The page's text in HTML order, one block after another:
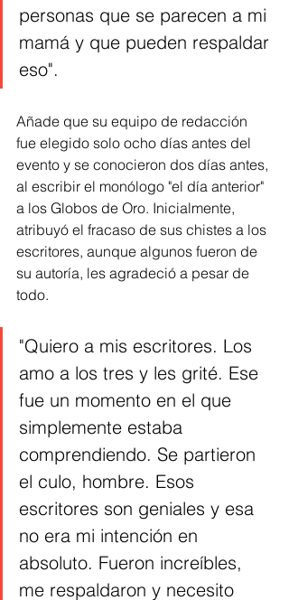
personas que se parecen a mi
mamá y que pueden respaldar
eso".
Añade que su equipo de redacción
fue elegido solo ocho días antes del
evento y se conocieron dos días antes,
al escribir el monólogo "el día anterior"
a los Globos de Oro. Inicialmente,
atribuyó el fracaso de sus chistes a los
escritores, aunque algunos fueron de
su autoría, les agradeció a pesar de
todo.
"Quiero a mis escritores. Los
amo a los tres y les grité. Ese
fue un momento en el que
simplemente estaba
comprendiendo. Se partieron
el culo, hombre. Esos
escritores son geniales y esa
no era mi intención en
absoluto. Fueron increíbles,
me respaldaron y necesito